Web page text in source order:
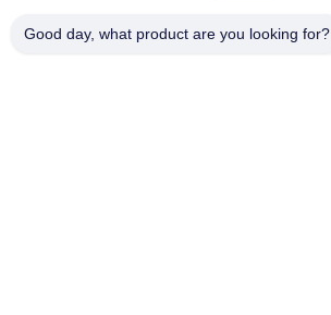
ที่อยู่ของเรา
Good day, what product are you looking for?